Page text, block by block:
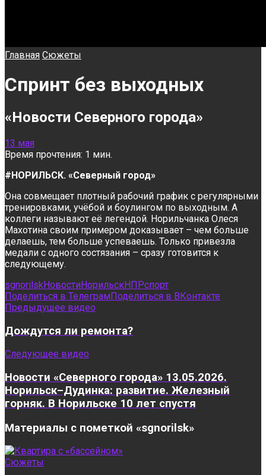
Главная Сюжеты
Спринт без выходных
«Новости Северного города»
13 мая
Время прочтения: 1 мин.
#НОРИЛЬСК. «Северный город»
Она совмещает плотный рабочий график с регулярными
тренировками, учёбой и боулингом по выходным. А
коллеги называют её легендой. Норильчанка Олеся
Махотина своим примером доказывает – чем больше
делаешь, тем больше успеваешь. Только привезла
медали с одного состязания – сразу готовится к
следующему.
sgnorilskНовостиНорильскНПРспорт
Поделиться в ТелеграмПоделиться в ВКонтакте
Предыдущее видео
Дождутся ли ремонта?
Следующее видео
Новости «Северного города» 13.05.2026.
Норильск–Дудинка: развитие. Железный
горняк. В Норильске 10 лет спустя
Материалы с пометкой «sgnorilsk»
Сюжеты